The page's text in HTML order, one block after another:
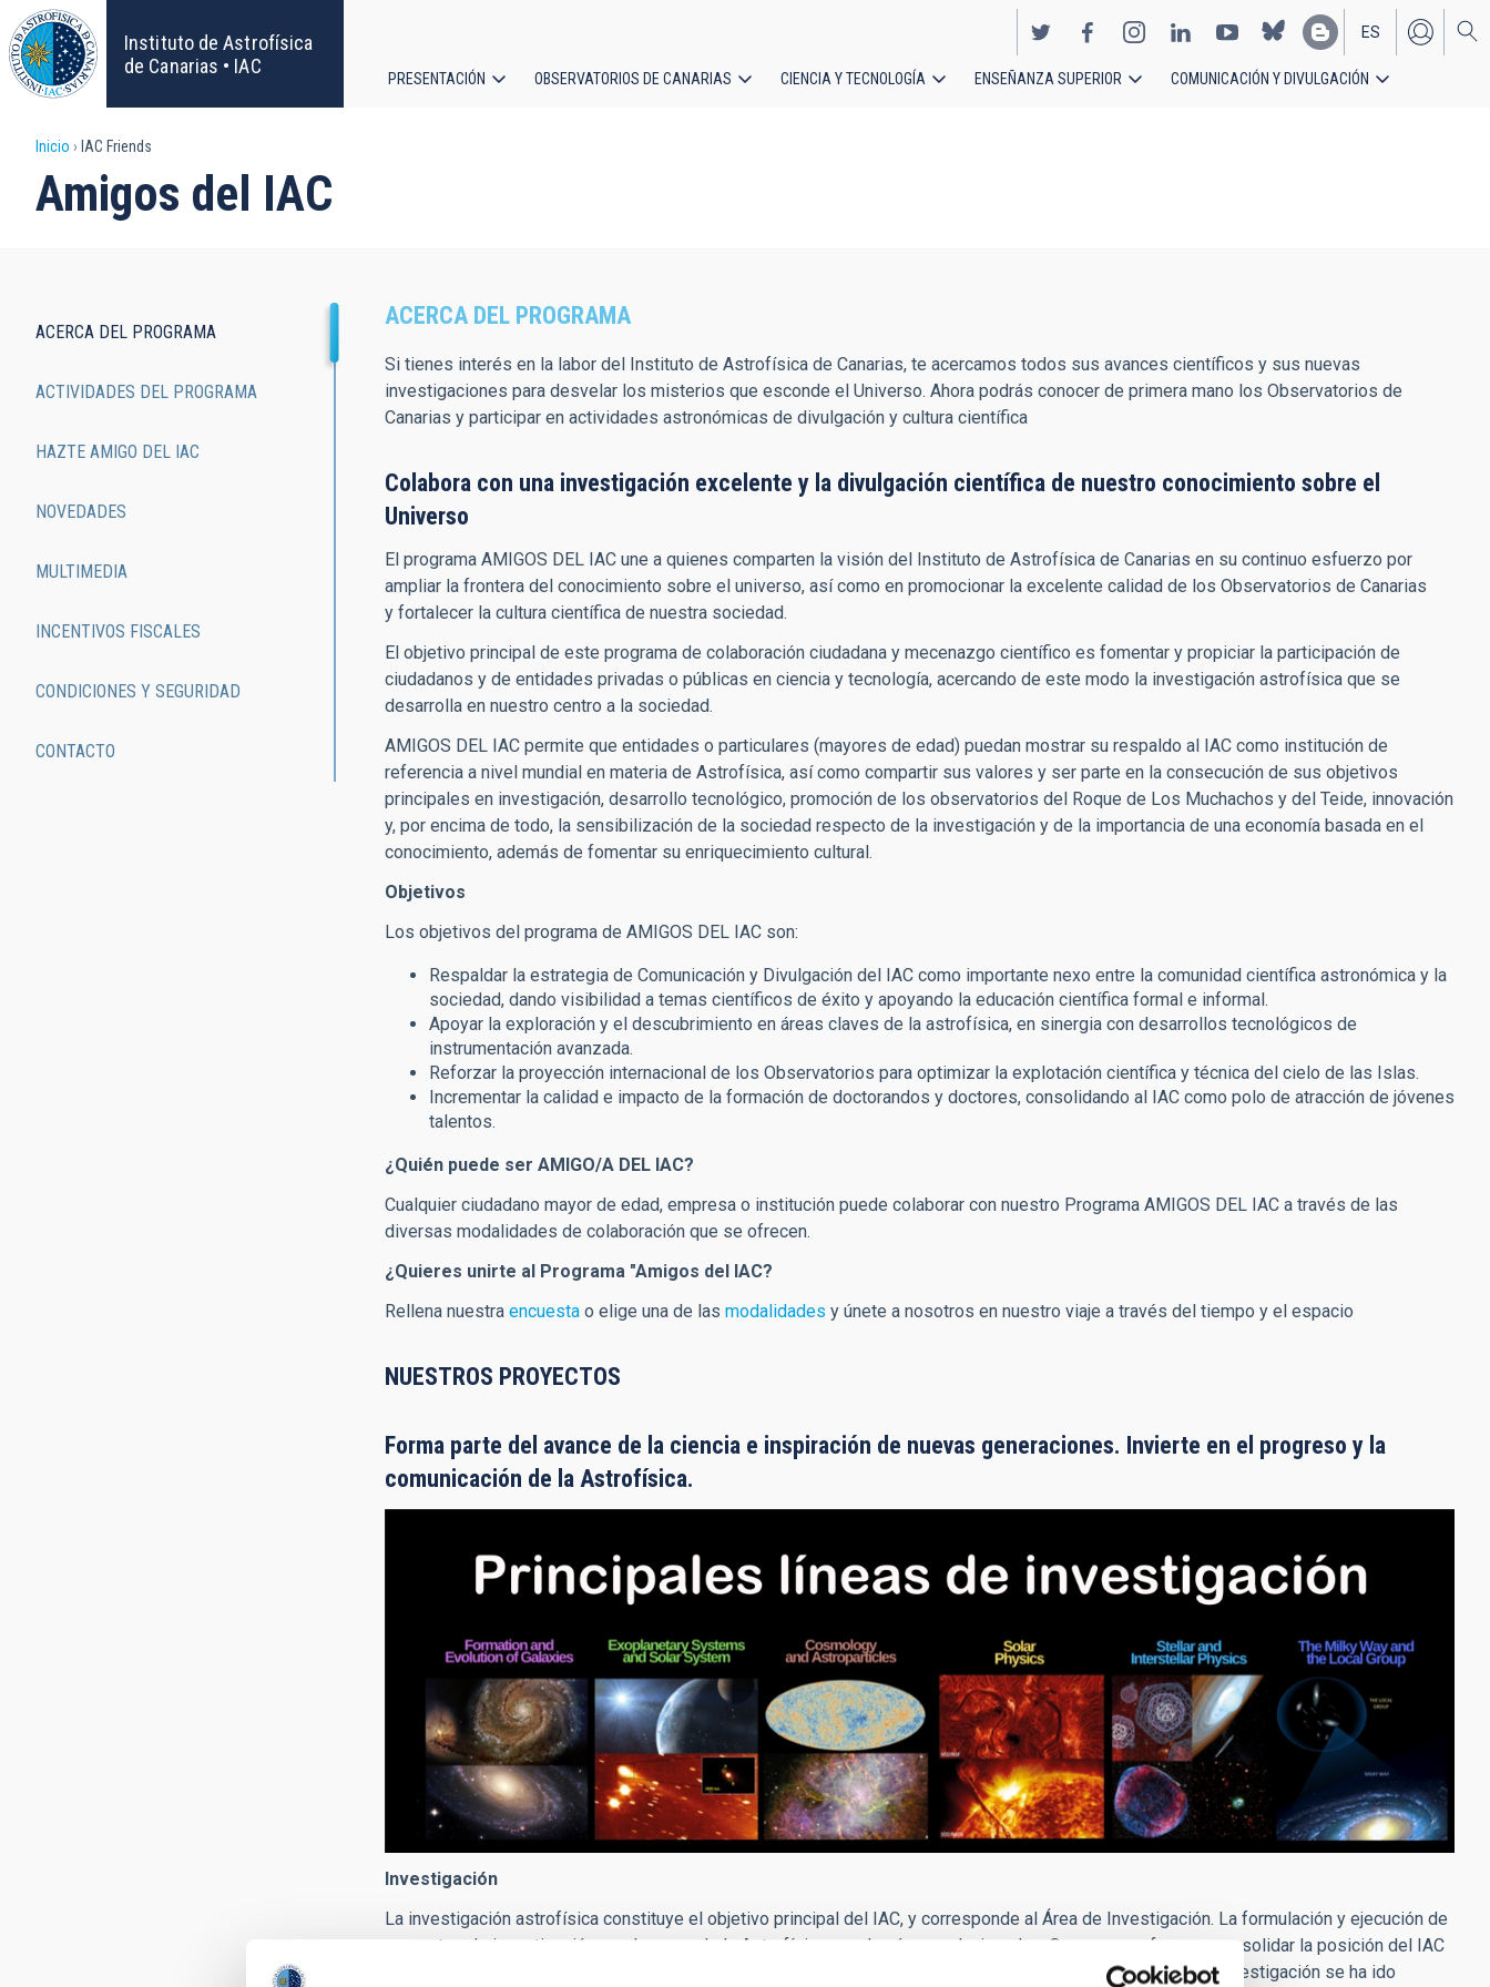
Pasar
al
contenido
principal
Instituto de Astrofísica
de Canarias • IAC
EN
ES
PRESENTACIÓN OBSERVATORIOS DE CANARIAS CIENCIA Y TECNOLOGÍA ENSEÑANZA SUPERIOR COMUNICACIÓN Y DIVULGACIÓN
Sobrescribir
enlaces
la
navegación
Inicio IAC Friends
Amigos del IAC
ACERCA DEL PROGRAMA
Si tienes interés en la labor del Instituto de Astrofísica de Canarias, te acercamos todos sus avances científicos y sus nuevas
investigaciones para desvelar los misterios que esconde el Universo. Ahora podrás conocer de primera mano los Observatorios de
Canarias y participar en actividades astronómicas de divulgación y cultura científica
Colabora con una investigación excelente y la divulgación científica de nuestro conocimiento sobre el
Universo
El programa AMIGOS DEL IAC une a quienes comparten la visión del Instituto de Astrofísica de Canarias en su continuo esfuerzo por
ampliar la frontera del conocimiento sobre el universo, así como en promocionar la excelente calidad de los Observatorios de Canarias
y fortalecer la cultura científica de nuestra sociedad.
El objetivo principal de este programa de colaboración ciudadana y mecenazgo científico es fomentar y propiciar la participación de
ciudadanos y de entidades privadas o públicas en ciencia y tecnología, acercando de este modo la investigación astrofísica que se
desarrolla en nuestro centro a la sociedad.
AMIGOS DEL IAC permite que entidades o particulares (mayores de edad) puedan mostrar su respaldo al IAC como institución de
referencia a nivel mundial en materia de Astrofísica, así como compartir sus valores y ser parte en la consecución de sus objetivos
principales en investigación, desarrollo tecnológico, promoción de los observatorios del Roque de Los Muchachos y del Teide, innovación
y, por encima de todo, la sensibilización de la sociedad respecto de la investigación y de la importancia de una economía basada en el
conocimiento, además de fomentar su enriquecimiento cultural.
Objetivos
Los objetivos del programa de AMIGOS DEL IAC son:
Respaldar la estrategia de Comunicación y Divulgación del IAC como importante nexo entre la comunidad científica astronómica y la
sociedad, dando visibilidad a temas científicos de éxito y apoyando la educación científica formal e informal.
Apoyar la exploración y el descubrimiento en áreas claves de la astrofísica, en sinergia con desarrollos tecnológicos de
instrumentación avanzada.
Reforzar la proyección internacional de los Observatorios para optimizar la explotación científica y técnica del cielo de las Islas.
Incrementar la calidad e impacto de la formación de doctorandos y doctores, consolidando al IAC como polo de atracción de jóvenes
talentos.
¿Quién puede ser AMIGO/A DEL IAC?
Cualquier ciudadano mayor de edad, empresa o institución puede colaborar con nuestro Programa AMIGOS DEL IAC a través de las
diversas modalidades de colaboración que se ofrecen.
¿Quieres unirte al Programa "Amigos del IAC?
Rellena nuestra encuestao elige una de las modalidades y únete a nosotros en nuestro viaje a través del tiempo y el espacio
NUESTROS PROYECTOS
Forma parte del avance de la ciencia e inspiración de nuevas generaciones. Invierte en el progreso y la
comunicación de la Astrofísica.
Investigación
La investigación astrofísica constituye el objetivo principal del IAC, y corresponde al Área de Investigación. La formulación y ejecución de
proyectos de investigación en el campo de la Astrofísica y en las áreas relacionadas. Queremos reforzar y consolidar la posición del IAC
como un centro internacional de referencia en la investigación astrofísica. A través de estas actividades de investigación se ha ido
del
IAC
ACERCA DEL PROGRAMA
ACTIVIDADES DEL PROGRAMA
HAZTE AMIGO DEL IAC
NOVEDADES
MULTIMEDIA
INCENTIVOS FISCALES
CONDICIONES Y SEGURIDAD
CONTACTO